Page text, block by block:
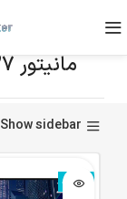
مانیتور 27 اینچ
Show sidebar
ناموجود